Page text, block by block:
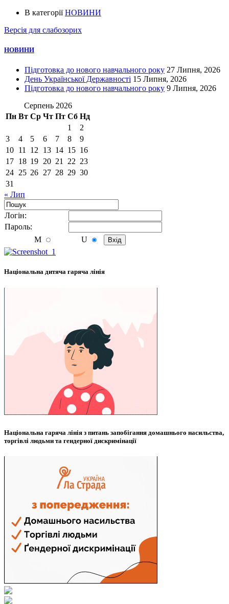
В категоріїНОВИНИ
Версія для слабозорих
НОВИНИ
Підготовка до нового навчального року 27 Липня, 2026
День Української Державності 15 Липня, 2026
Підготовка до нового навчального року 9 Липня, 2026
Серпень 2026
Пн Вт Ср Чт Пт Сб Нд
1
2
3
4 5 6 7 8
9
10 11 12 13 14 15 16
17 18 19 20 21 22 23
24 25 26 27 28 29 30
31
« Лип
Логiн:
Пароль:
M
U
Національна дитяча гаряча лінія
Національна гаряча лінія з питань запобігання домашнього насильства,
торгівлі людьми та гендерної дискримінації